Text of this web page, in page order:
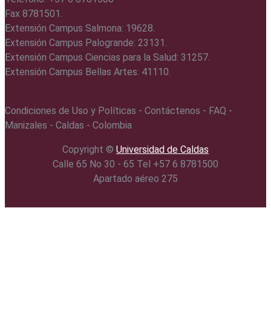
Fax 8781501.
Extensión Campus Salmona: 19628.
Extensión Campus Palogrande: 23131.
Extensión Campus Ciencias para la Salud: 31257.
Extensión Campus Bellas Artes: 41110.
Condiciones de Uso y Políticas - Contáctenos - FAQ -
Manizales - Caldas - Colombia
Copyright ©️ Universidad de Caldas
Calle 65 No 30 - 65 Tel +57 6 8781500
Apartado aéreo 275
.